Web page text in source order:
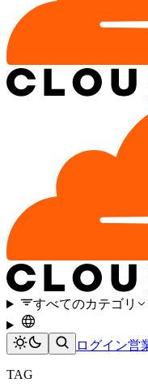
すべてのカテゴリ
ログイン営
TAG